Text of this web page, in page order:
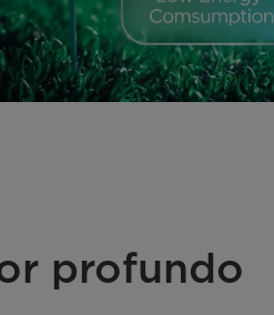
profundo